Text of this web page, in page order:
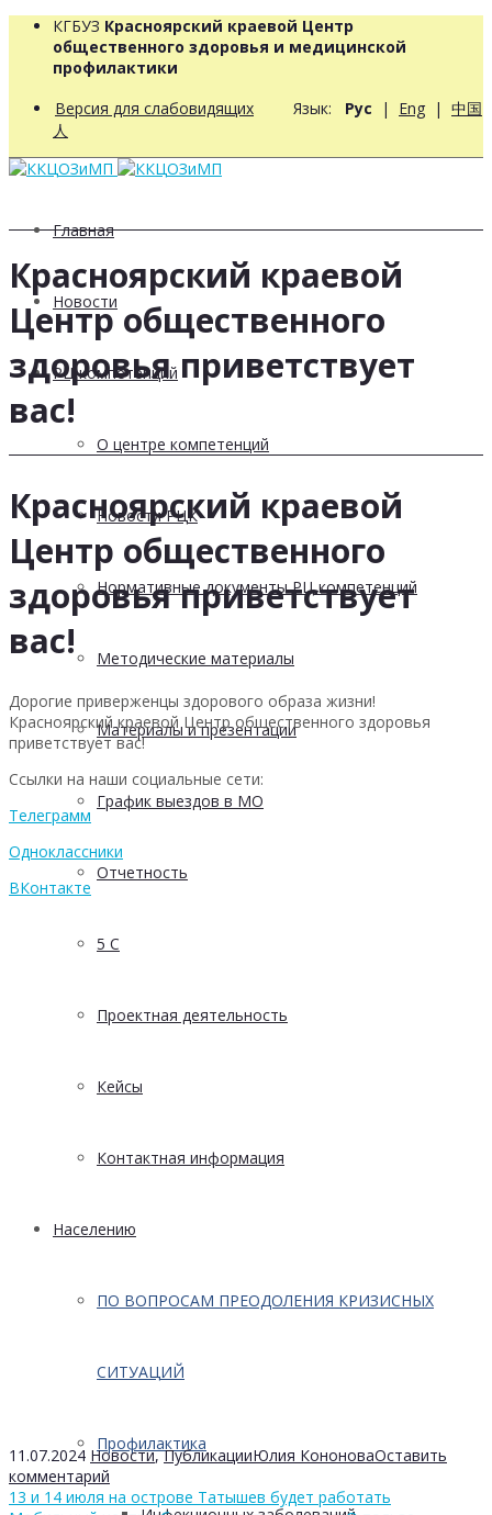
КГБУЗ Красноярский краевой Центр
общественного здоровья и медицинской
профилактики
Версия для слабовидящих Язык: Рус | Eng | 中国
人
Главная
Новости
РЦ компетенций
О центре компетенций
Новости РЦК
Нормативные документы РЦ компетенций
Методические материалы
Материалы и презентации
График выездов в МО
Отчетность
5 С
Проектная деятельность
Кейсы
Контактная информация
Населению
ПО ВОПРОСАМ ПРЕОДОЛЕНИЯ КРИЗИСНЫХ
СИТУАЦИЙ
Профилактика
Красноярский краевой
Центр общественного
здоровья приветствует
вас!
Красноярский краевой
Центр общественного
здоровья приветствует
вас!
Дорогие приверженцы здорового образа жизни!
Красноярский краевой Центр общественного здоровья
приветствует вас!
Ссылки на наши социальные сети:
Телеграмм
Одноклассники
ВКонтакте
11.07.2024 Новости,ПубликацииЮлия КононоваОставить
комментарий
13 и 14 июля на острове Татышев будет работать